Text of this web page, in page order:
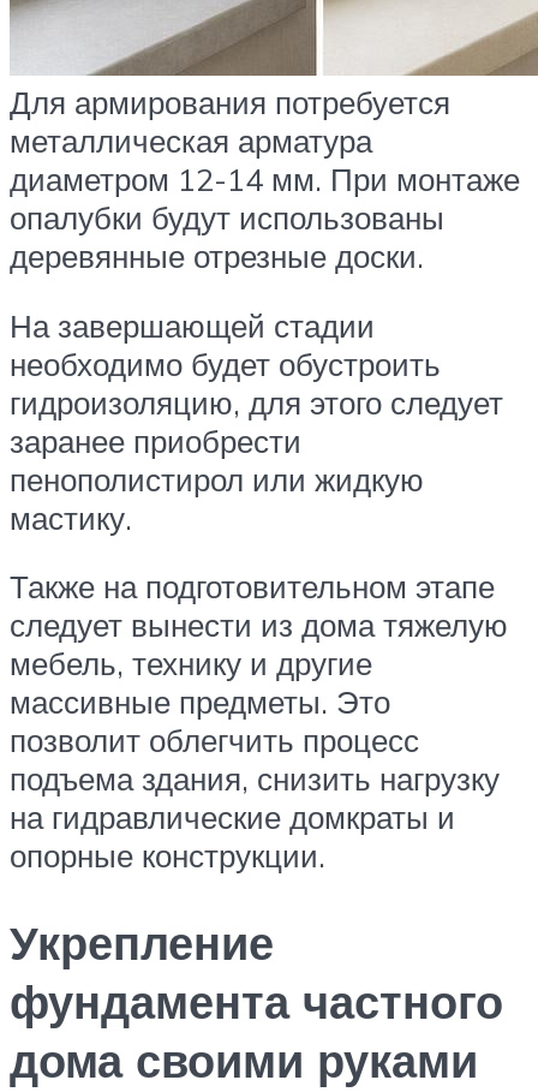
Для армирования потребуется
металлическая арматура
диаметром 12-14 мм. При монтаже
опалубки будут использованы
деревянные отрезные доски.
На завершающей стадии
необходимо будет обустроить
гидроизоляцию, для этого следует
заранее приобрести
пенополистирол или жидкую
мастику.
Также на подготовительном этапе
следует вынести из дома тяжелую
мебель, технику и другие
массивные предметы. Это
позволит облегчить процесс
подъема здания, снизить нагрузку
на гидравлические домкраты и
опорные конструкции.
Укрепление
фундамента частного
дома своими руками